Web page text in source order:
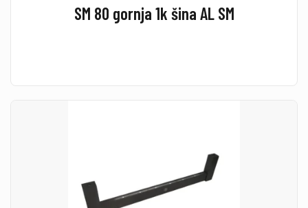
SM 80 gornja 1k šina AL SM